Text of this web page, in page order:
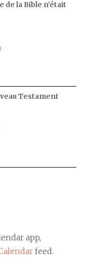
de la Bible n’était
Testament
app,
feed.